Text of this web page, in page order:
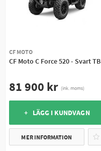
CF MOTO
CF Moto C Force 520 - Svart TB
81 900 kr (ink. moms)
+ LÄGG I KUNDVAGN
MER INFORMATION